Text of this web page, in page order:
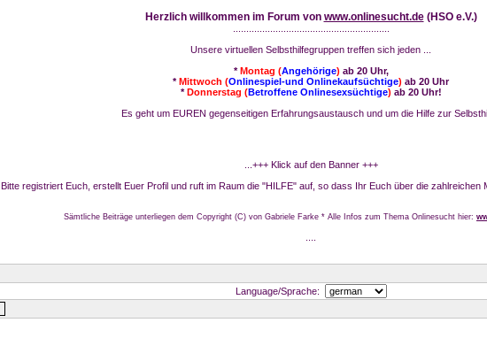
Herzlich willkommen im Forum von www.onlinesucht.de(HSO e.V.)
Unsere virtuellen Selbsthilfegruppen treffen sich jeden ...
*Montag (Angehörige) ab 20 Uhr,
*Mittwoch (Onlinespiel-und Onlinekaufsüchtige) ab 20 Uhr
*Donnerstag (Betroffene Onlinesexsüchtige) ab 20 Uhr!
Es geht um EUREN gegenseitigen Erfahrungsaustausch und um die Hilfe zur
...+++ Klick auf den Banner +++
Bitte registriert Euch, erstellt Euer Profil und ruft im Raum die "HILFE" auf, so dass Ihr Euch über die zahlreichen
Sämtliche Beiträge unterliegen dem Copyright (C) von Gabriele Farke * Alle Infos zum Thema Onlinesucht hier:
Language/Sprache: